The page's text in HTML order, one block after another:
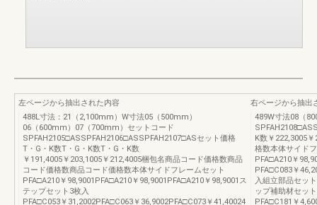
左ページから抽出された内容
488L寸法：21（2,100mm）W寸法05（500mm）
06（600mm）07（700mm）セットコード
SPFAH2105□ASSPFAH2106□ASSPFAH2107□ASセット価格
T・G・K数T・G・K数T・G・K数
￥191,4005￥203,1005￥212,4005梱包名商品コード価格数商品
コード価格数商品コード価格数本体サイドフレームセット
PFA□A210￥98,9001PFA□A210￥98,9001PFA□A210￥98,9001ス
テップセット3枚入
PFA□C053￥31,2002PFA□C063￥36,9002PFA□C073￥41,40024
右ページから抽出
489W寸法08（
K数￥222,3005
格数本体サイド
PFA□A210￥
PFA□C083￥
入組立部品セッ
ップ補助材セッ
PFA□C181￥